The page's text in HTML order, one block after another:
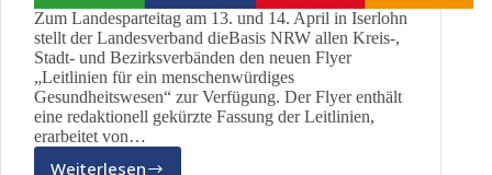
Zum Landesparteitag am 13. und 14. April in Iserlohn
stellt der Landesverband dieBasis NRW allen Kreis-,
Stadt- und Bezirksverbänden den neuen Flyer
„Leitlinien für ein menschenwürdiges
Gesundheitswesen“ zur Verfügung. Der Flyer enthält
eine redaktionell gekürzte Fassung der Leitlinien,
erarbeitet von…
Weiterlesen